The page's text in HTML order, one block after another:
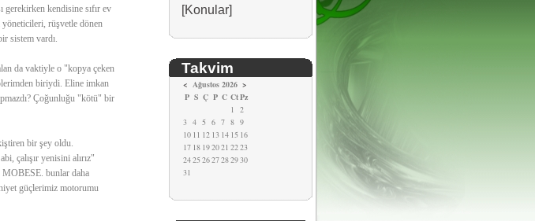
gerekirken kendisine sıfır ev
rüşvetle dönen
sistem vardı.
da vaktiyle o "kopya çeken
biriydi. Eline imkan
Çoğunluğu "kötü" bir
bir şey oldu.
çalışır yenisini alırız"
MOBESE. bunlar daha
güçlerimiz motorumu
[Konular]
Takvim
< Ağustos 2026 >
P S Ç P C CtPz
1 2
3 4 5 6 7 8 9
10 11 12 13 14 15 16
17 18 192021 2223
24252627282930
31